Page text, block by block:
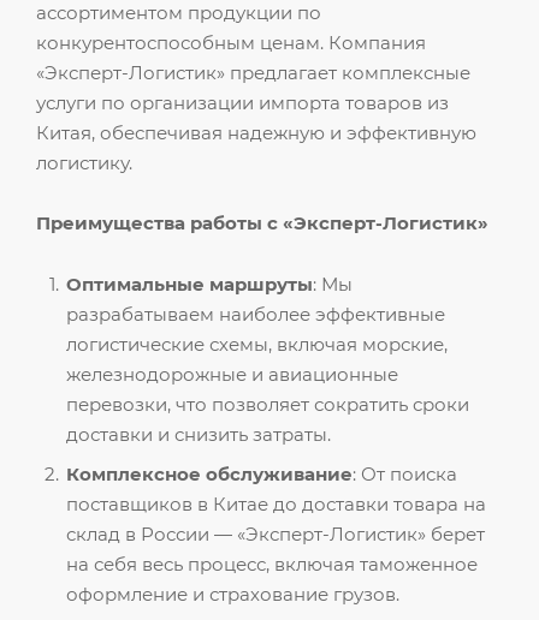
ассортиментом продукции по
конкурентоспособным ценам. Компания
«Эксперт-Логистик» предлагает комплексные
услуги по организации импорта товаров из
Китая, обеспечивая надежную и эффективную
логистику.
Преимущества работы с «Эксперт-Логистик»
Оптимальные маршруты: Мы
разрабатываем наиболее эффективные
логистические схемы, включая морские,
железнодорожные и авиационные
перевозки, что позволяет сократить сроки
доставки и снизить затраты.
Комплексное обслуживание: От поиска
поставщиков в Китае до доставки товара на
склад в России — «Эксперт-Логистик» берет
на себя весь процесс, включая таможенное
оформление и страхование грузов.